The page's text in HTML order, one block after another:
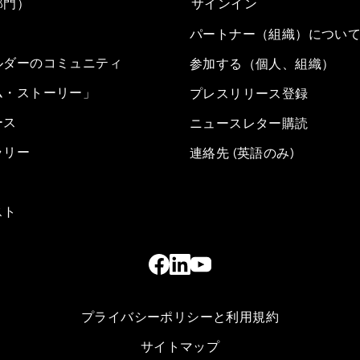
）
ーのコミュニティ
ストーリー」
リー
サインイン
パートナー（組織）につい
参加する（個人、組織）
プレスリリース登録
ニュースレター購読
連絡先 (英語のみ)
プライバシーポリシーと利用規約
サイトマップ